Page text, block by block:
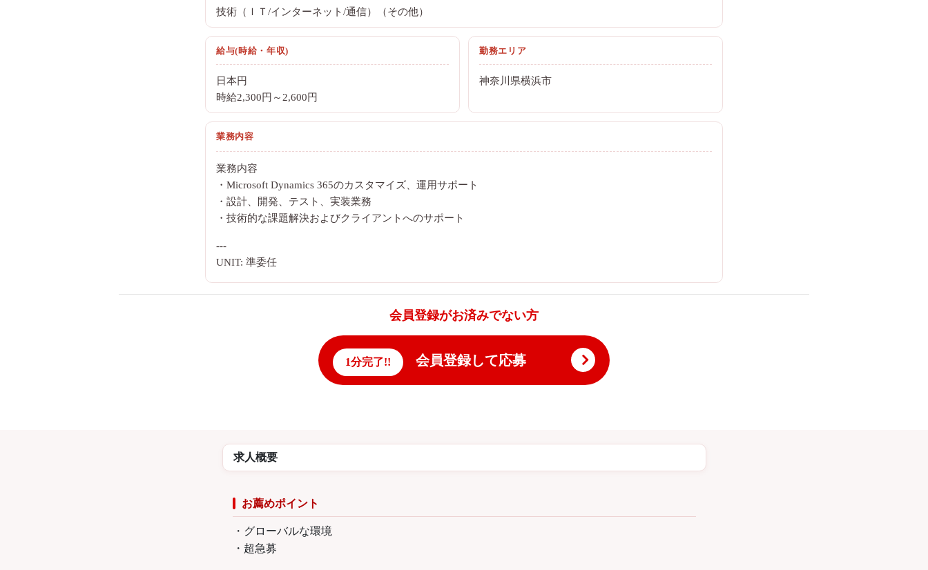
技術（ＩＴ/インターネット/通信）（その他）
給与(時給・年収)
日本円
時給2,300円～2,600円
勤務エリア
神奈川県横浜市
業務内容
業務内容
・Microsoft Dynamics 365のカスタマイズ、運用サポート
・設計、開発、テスト、実装業務
・技術的な課題解決およびクライアントへのサポート
---
UNIT: 準委任
会員登録がお済みでない方
1分完了!! 会員登録して応募
求人概要
お薦めポイント
・グローバルな環境
・超急募